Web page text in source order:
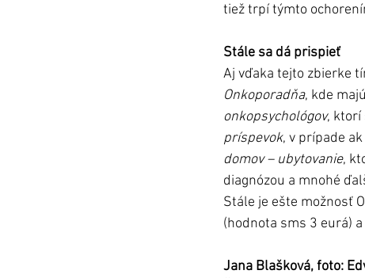
tiež trpí týmto
Stále sa dá prispieť
Aj vďaka tejto zbierke
Onkoporadňa, kde
onkopsychológov, ktorí
príspevok, v prípade
domov – ubytovanie,
diagnózou a mnohé
Stále je ešte možnosť
(hodnota sms 3 eurá)
Jana Blašková, foto: